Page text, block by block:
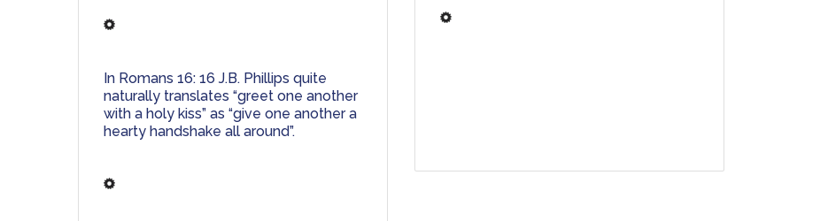
In Romans 16: 16 J.B. Phillips quite
naturally translates “greet one another
with a holy kiss” as “give one another a
hearty handshake all around”.